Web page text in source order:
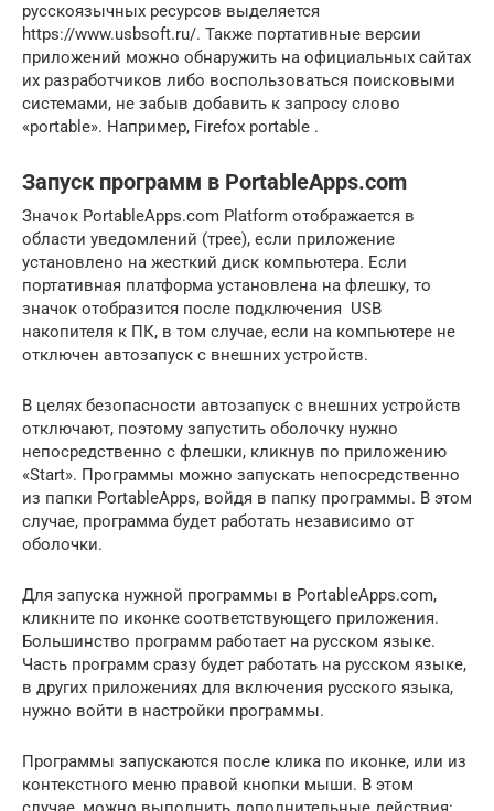
русскоязычных ресурсов выделяется
https://www.usbsoft.ru/. Также портативные версии
приложений можно обнаружить на официальных сайтах
их разработчиков либо воспользоваться поисковыми
системами, не забыв добавить к запросу слово
«portable». Например, Firefox portable .
Запуск программ в PortableApps.com
Значок PortableApps.com Platform отображается в
области уведомлений (трее), если приложение
установлено на жесткий диск компьютера. Если
портативная платформа установлена на флешку, то
значок отобразится после подключения USB
накопителя к ПК, в том случае, если на компьютере не
отключен автозапуск с внешних устройств.
В целях безопасности автозапуск с внешних устройств
отключают, поэтому запустить оболочку нужно
непосредственно с флешки, кликнув по приложению
«Start». Программы можно запускать непосредственно
из папки PortableApps, войдя в папку программы. В этом
случае, программа будет работать независимо от
оболочки.
Для запуска нужной программы в PortableApps.com,
кликните по иконке соответствующего приложения.
Большинство программ работает на русском языке.
Часть программ сразу будет работать на русском языке,
в других приложениях для включения русского языка,
нужно войти в настройки программы.
Программы запускаются после клика по иконке, или из
контекстного меню правой кнопки мыши. В этом